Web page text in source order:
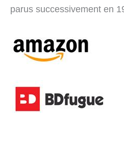
parus successivement en